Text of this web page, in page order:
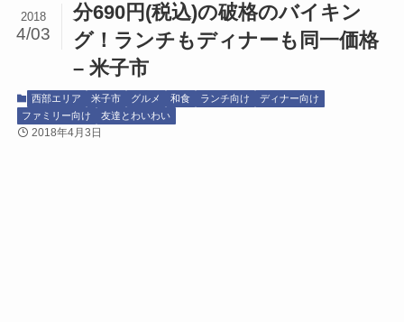
分690円(税込)の破格のバイキン
グ！ランチもディナーも同一価格
– 米子市
2018
4/03
西部エリア 米子市 グルメ 和食 ランチ向け
ディナー向け
ファミリー向け
友達とわいわい
2018年4月3日